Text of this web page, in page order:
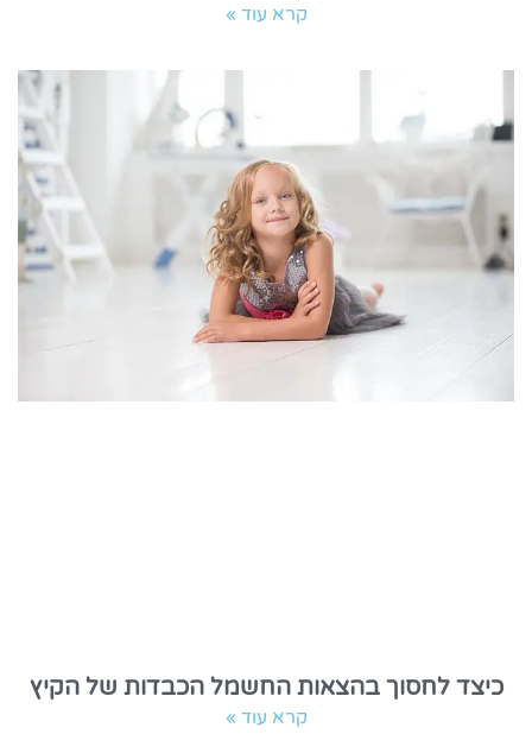
קרא עוד »
כיצד לחסוך בהצאות החשמל הכבדות של הקיץ
קרא עוד »